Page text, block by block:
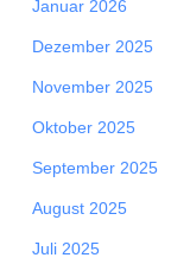
Januar 2026
Dezember 2025
November 2025
Oktober 2025
September 2025
August 2025
Juli 2025